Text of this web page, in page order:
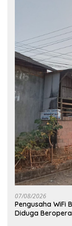
07/08/2026
Pengusaha WiFi
Diduga